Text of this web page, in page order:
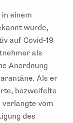
einem
wurde,
auf Covid-19
als
Anordnung
. Als er
bezweifelte
verlangte vom
des